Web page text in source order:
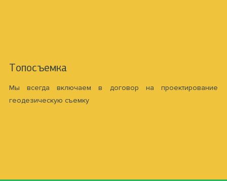
Топосъемка
Мы всегда включаем в договор на проектирование
геодезическую съемку